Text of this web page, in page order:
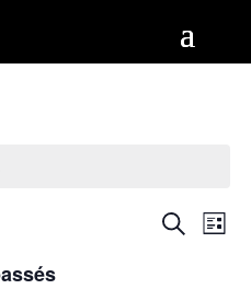
Recherche
de
Liste